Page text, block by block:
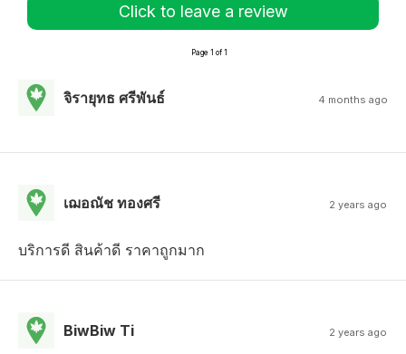
Click to leave a review
Page 1 of 1
จิรายุทธ ศรีพันธ์ 4 months ago
เฌอณัช ทองศรี 2 years ago
บริการดี สินค้าดี ราคาถูกมาก
BiwBiw Ti 2 years ago